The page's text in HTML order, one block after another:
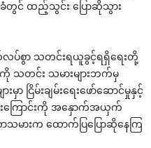
င် ထည့်သွင်း ‌ပြောဆိုသွား
ပ်စွာ သတင်းရယူခွင့်ရရှိ‌ရေးတို့
ကို သတင်း သမားများဘက်မှ
မှာ ငြိမ်းချမ်း‌ရေး‌ဖော်‌ဆောင်မှုနှင့်
း‌ကြောင်းကို အ‌နှောက်အယှက်
သမားက ‌ထောက်ပြ‌ပြောဆို‌နေကြ